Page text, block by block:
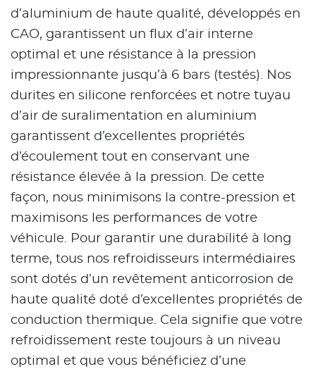
d’aluminium de haute qualité, développés en
CAO, garantissent un flux d’air interne
optimal et une résistance à la pression
impressionnante jusqu’à 6 bars (testés). Nos
durites en silicone renforcées et notre tuyau
d’air de suralimentation en aluminium
garantissent d’excellentes propriétés
d’écoulement tout en conservant une
résistance élevée à la pression. De cette
façon, nous minimisons la contre-pression et
maximisons les performances de votre
véhicule. Pour garantir une durabilité à long
terme, tous nos refroidisseurs intermédiaires
sont dotés d’un revêtement anticorrosion de
haute qualité doté d’excellentes propriétés de
conduction thermique. Cela signifie que votre
refroidissement reste toujours à un niveau
optimal et que vous bénéficiez d’une